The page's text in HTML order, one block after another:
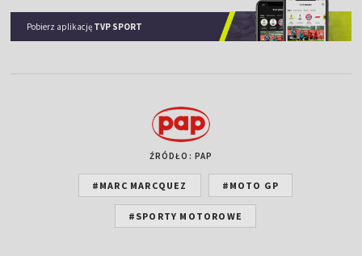
Pobierz aplikację TVP SPORT
ŹRÓDŁO: PAP
#MARC MARCQUEZ #MOTO GP
#SPORTY MOTOROWE